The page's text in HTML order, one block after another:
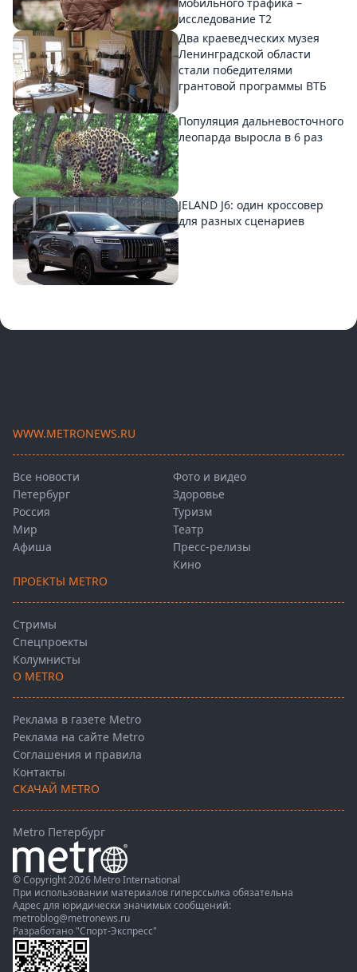
исследование T2
Два краеведческих музея
Ленинградской области
стали победителями
грантовой программы ВТБ
Популяция дальневосточного
леопарда выросла в 6 раз
JELAND J6: один кроссовер
для разных сценариев
WWW.METRONEWS.RU
Все новости
Петербург
Россия
Мир
Афиша
Фото и видео
Здоровье
Туризм
Театр
Пресс-релизы
Кино
ПРОЕКТЫ METRO
Стримы
Спецпроекты
Колумнисты
О METRO
Реклама в газете Metro
Реклама на сайте Metro
Соглашения и правила
Контакты
СКАЧАЙ METRO
Metro Петербург
© Copyright 2026 Metro International
При использовании материалов гиперссылка обязательна
Адрес для юридически значимых сообщений:
metroblog@metronews.ru
Разработано "Спорт-Экспресс"